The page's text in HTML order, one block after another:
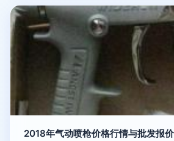
2018年气动喷枪价格行情与批发报